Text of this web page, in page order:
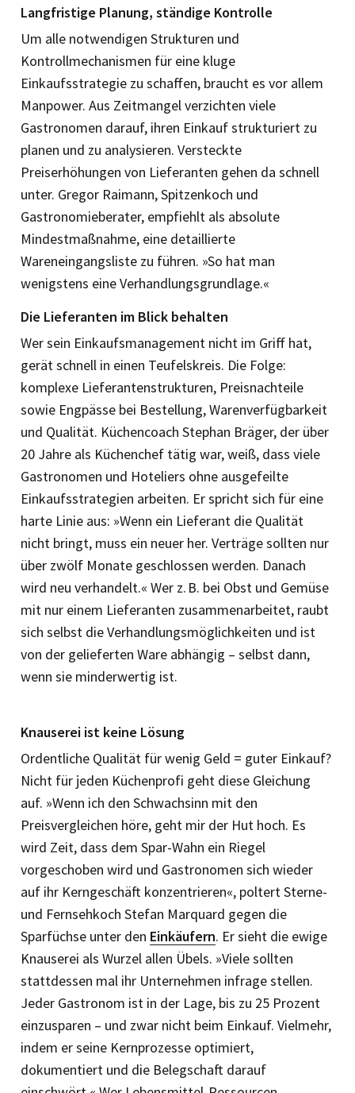
Langfristige Planung, ständige Kontrolle
Um alle notwendigen Strukturen und
Kontrollmechanismen für eine kluge
Einkaufsstrategie zu schaffen, braucht es vor allem
Manpower. Aus Zeitmangel verzichten viele
Gastronomen darauf, ihren Einkauf strukturiert zu
planen und zu analysieren. Versteckte
Preiserhöhungen von Lieferanten gehen da schnell
unter. Gregor Raimann, Spitzenkoch und
Gastronomieberater, empfiehlt als absolute
Mindestmaßnahme, eine detaillierte
Wareneingangsliste zu führen. »So hat man
wenigstens eine Verhandlungsgrundlage.«
Die Lieferanten im Blick behalten
Wer sein Einkaufsmanagement nicht im Griff hat,
gerät schnell in einen Teufelskreis. Die Folge:
komplexe Lieferantenstrukturen, Preisnachteile
sowie Engpässe bei Bestellung, Warenverfügbarkeit
und Qualität. Küchencoach Stephan Bräger, der über
20 Jahre als Küchenchef tätig war, weiß, dass viele
Gastronomen und Hoteliers ohne ausgefeilte
Einkaufsstrategien arbeiten. Er spricht sich für eine
harte Linie aus: »Wenn ein Lieferant die Qualität
nicht bringt, muss ein neuer her. Verträge sollten nur
über zwölf Monate geschlossen werden. Danach
wird neu verhandelt.« Wer z. B. bei Obst und Gemüse
mit nur ­einem Lieferanten zusammenarbeitet, raubt
sich selbst die Verhandlungsmöglichkeiten und ist
von der gelieferten Ware abhängig – selbst dann,
wenn sie minderwertig ist.
Knauserei ist keine Lösung
Ordentliche Qualität für wenig Geld = guter Einkauf?
Nicht für jeden Küchenprofi geht diese Gleichung
auf. »Wenn ich den Schwachsinn mit den
Preisvergleichen höre, geht mir der Hut hoch. Es
wird Zeit, dass dem Spar-Wahn ein Riegel
vorgeschoben wird und Gastronomen sich wieder
auf ihr Kerngeschäft konzentrieren«, poltert Sterne-
und Fernsehkoch Stefan Marquard gegen die
Sparfüchse unter den Einkäufern. Er sieht die ewige
Knauserei als Wurzel allen Übels. »Viele sollten
stattdessen mal ihr Unternehmen infrage stellen.
Jeder Gastronom ist in der Lage, bis zu 25 Prozent
einzusparen – und zwar nicht beim Einkauf. Vielmehr,
indem er seine Kernprozesse optimiert,
dokumentiert und die Belegschaft darauf